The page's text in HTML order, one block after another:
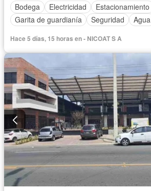
Bodega
Electricidad
Estacionamiento
Garita de guardianía
Seguridad Agua
Hace 5 días, 15 horas en - NICOAT S A